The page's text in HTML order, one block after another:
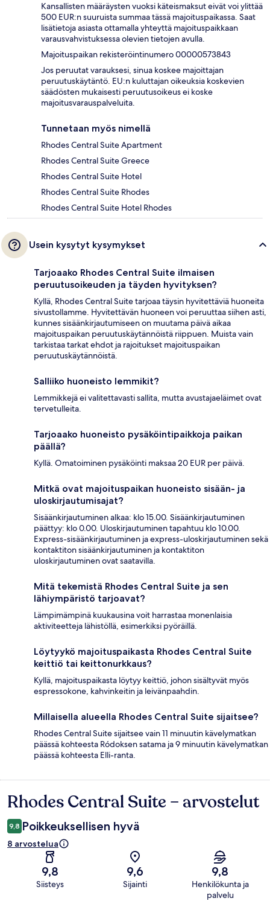
Kansallisten määräysten vuoksi käteismaksut eivät voi ylittää
500 EUR:n suuruista summaa tässä majoituspaikassa. Saat
lisätietoja asiasta ottamalla yhteyttä majoituspaikkaan
varausvahvistuksessa olevien tietojen avulla.
Majoituspaikan rekisteröintinumero 00000573843
Jos peruutat varauksesi, sinua koskee majoittajan
peruutuskäytäntö. EU:n kuluttajan oikeuksia koskevien
säädösten mukaisesti peruutusoikeus ei koske
majoitusvarauspalveluita.
Tunnetaan myös nimellä
Rhodes Central Suite Apartment
Rhodes Central Suite Greece
Rhodes Central Suite Hotel
Rhodes Central Suite Rhodes
Rhodes Central Suite Hotel Rhodes
Usein kysytyt kysymykset
Tarjoaako Rhodes Central Suite ilmaisen
peruutusoikeuden ja täyden hyvityksen?
Kyllä, Rhodes Central Suite tarjoaa täysin hyvitettäviä huoneita
sivustollamme. Hyvitettävän huoneen voi peruuttaa siihen asti,
kunnes sisäänkirjautumiseen on muutama päivä aikaa
majoituspaikan peruutuskäytännöistä riippuen. Muista vain
tarkistaa tarkat ehdot ja rajoitukset majoituspaikan
peruutuskäytännöistä.
Salliiko huoneisto lemmikit?
Lemmikkejä ei valitettavasti sallita, mutta avustajaeläimet ovat
tervetulleita.
Tarjoaako huoneisto pysäköintipaikkoja paikan
päällä?
Kyllä. Omatoiminen pysäköinti maksaa 20 EUR per päivä.
Mitkä ovat majoituspaikan huoneisto sisään- ja
uloskirjautumisajat?
Sisäänkirjautuminen alkaa: klo 15.00. Sisäänkirjautuminen
päättyy: klo 0.00. Uloskirjautuminen tapahtuu klo 10.00.
Express-sisäänkirjautuminen ja express-uloskirjautuminen sekä
kontaktiton sisäänkirjautuminen ja kontaktiton
uloskirjautuminen ovat saatavilla.
Mitä tekemistä Rhodes Central Suite ja sen
lähiympäristö tarjoavat?
Lämpimämpinä kuukausina voit harrastaa monenlaisia
aktiviteetteja lähistöllä, esimerkiksi pyöräillä.
Löytyykö majoituspaikasta Rhodes Central Suite
keittiö tai keittonurkkaus?
Kyllä, majoituspaikasta löytyy keittiö, johon sisältyvät myös
espressokone, kahvinkeitin ja leivänpaahdin.
Millaisella alueella Rhodes Central Suite sijaitsee?
Rhodes Central Suite sijaitsee vain 11 minuutin kävelymatkan
päässä kohteesta Ródoksen satama ja 9 minuutin kävelymatkan
päässä kohteesta Elli-ranta.
Arvostelut
Rhodes Central Suite – arvostelut
9,8 Poikkeuksellisen hyvä
8 arvostelua
9,8
Siisteys
9,6
Sijainti
9,8
Henkilökunta ja
palvelu